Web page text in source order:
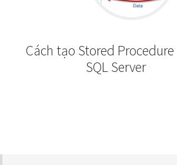
Cách tạo Stored
SQL Server